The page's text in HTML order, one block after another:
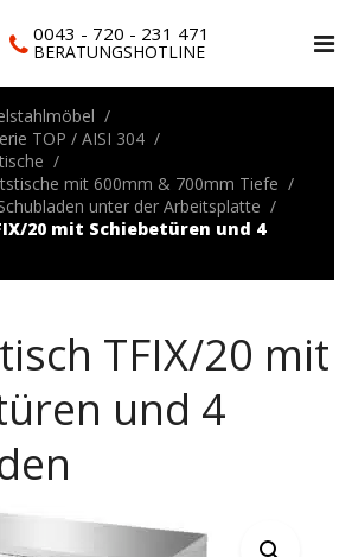
0043 - 720 - 231 471
BERATUNGSHOTLINE
TOP / AISI 304
mit 600mm & 700mm Tiefe
unter der Arbeitsplatte
20 mit Schiebetüren und 4
TFIX/20 mit
und 4